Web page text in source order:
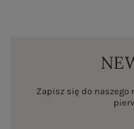
Zapisz się do naszego